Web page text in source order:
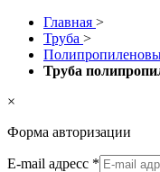
Главная >
Труба >
Труба
×
Форма авторизации
E-mail адресс *